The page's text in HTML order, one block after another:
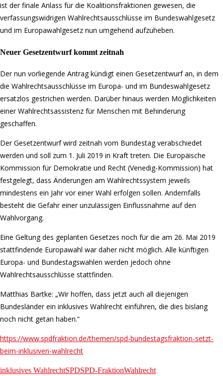
ist der finale Anlass für die Koalitionsfraktionen gewesen, die
verfassungswidrigen Wahlrechtsausschlüsse im Bundeswahlgesetz
und im Europawahlgesetz nun umgehend aufzuheben.
Neuer Gesetzentwurf kommt zeitnah
Der nun vorliegende Antrag kündigt einen Gesetzentwurf an, in dem
die Wahlrechtsausschlüsse im Europa- und im Bundeswahlgesetz
ersatzlos gestrichen werden. Darüber hinaus werden Möglichkeiten
einer Wahlrechtsassistenz für Menschen mit Behinderung
geschaffen.
Der Gesetzentwurf wird zeitnah vom Bundestag verabschiedet
werden und soll zum 1. Juli 2019 in Kraft treten. Die Europäische
Kommission für Demokratie und Recht (Venedig-Kommission) hat
festgelegt, dass Änderungen am Wahlrechtssystem jeweils
mindestens ein Jahr vor einer Wahl erfolgen sollen. Andernfalls
besteht die Gefahr einer unzulässigen Einflussnahme auf den
Wahlvorgang.
Eine Geltung des geplanten Gesetzes noch für die am 26. Mai 2019
stattfindende Europawahl war daher nicht möglich. Alle künftigen
Europa- und Bundestagswahlen werden jedoch ohne
Wahlrechtsausschlüsse stattfinden.
Matthias Bartke: „Wir hoffen, dass jetzt auch all diejenigen
Bundesländer ein inklusives Wahlrecht einführen, die dies bislang
noch nicht getan haben.“
https://www.spdfraktion.de/themen/spd-bundestagsfraktion-setzt-
beim-inklusiven-wahlrecht
inklusives WahlrechtSPDSPD-FraktionWahlrecht